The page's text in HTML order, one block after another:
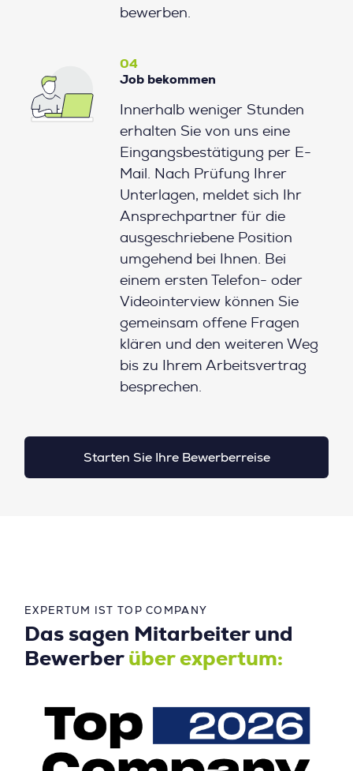
bewerben.
04
Job bekommen
Innerhalb weniger Stunden
erhalten Sie von uns eine
Eingangsbestätigung per E-
Mail. Nach Prüfung Ihrer
Unterlagen, meldet sich Ihr
Ansprechpartner für die
ausgeschriebene Position
umgehend bei Ihnen. Bei
einem ersten Telefon- oder
Videointerview können Sie
gemeinsam offene Fragen
klären und den weiteren Weg
bis zu Ihrem Arbeitsvertrag
besprechen.
Starten Sie Ihre Bewerberreise
EXPERTUM IST TOP COMPANY
Das sagen Mitarbeiter und
Bewerber über expertum: